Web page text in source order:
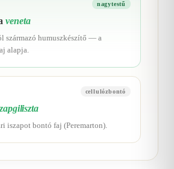
nagytestű
veneta
származó humuszkészítő — a
alapja.
cellulózbontó
iszapot bontó faj (Peremarton).